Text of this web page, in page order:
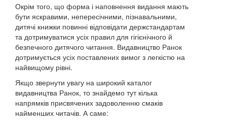
Окрім того, що форма і наповнення видання мають
бути яскравими, непересічними, пізнавальними,
дитячі книжки повинні відповідати держстандартам
та дотримуватися усіх правил для гігієнічного й
безпечного дитячого читання. Видавництво Ранок
дотримується усіх поставлених вимог з легкістю на
найвищому рівні.
Якщо звернути увагу на широкий каталог
видавництва Ранок, то знайдемо тут кілька
напрямків присвячених задоволенню смаків
найменших читачів. А саме: